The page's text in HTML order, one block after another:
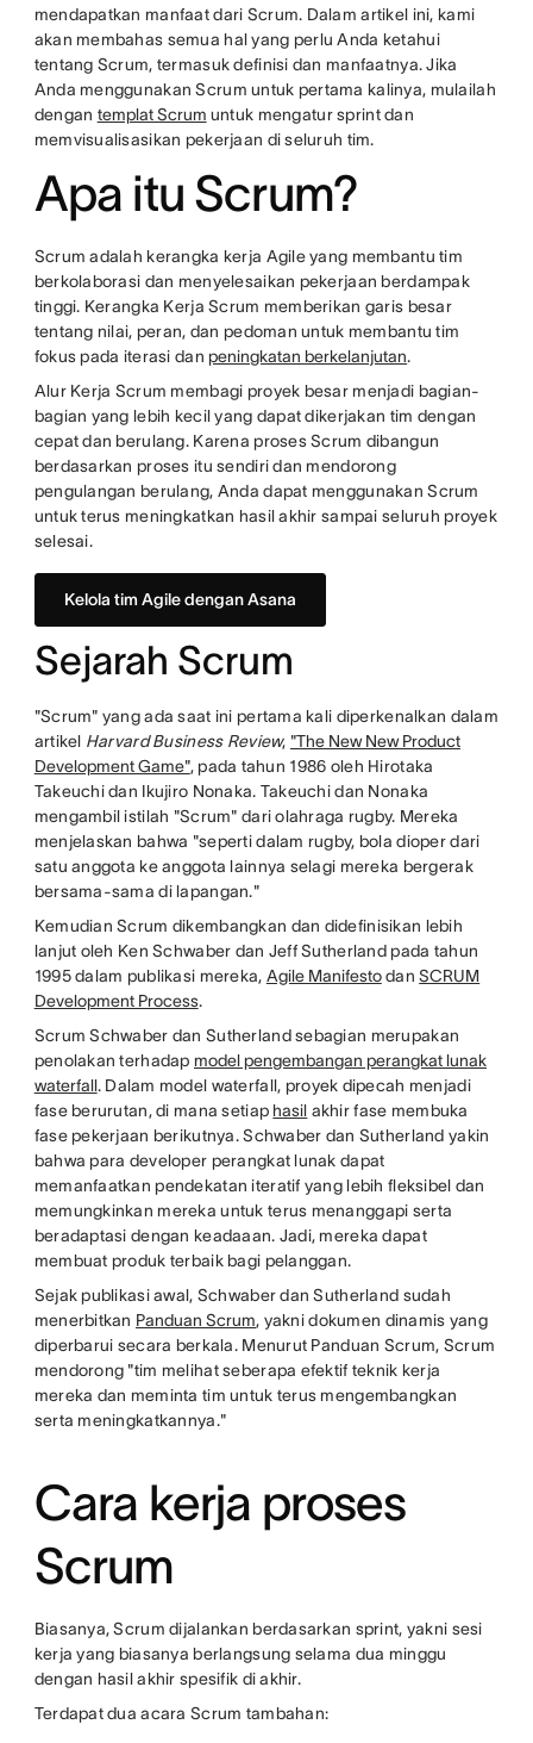
mendapatkan manfaat dari Scrum. Dalam artikel ini, kami
akan membahas semua hal yang perlu Anda ketahui
tentang Scrum, termasuk definisi dan manfaatnya. Jika
Anda menggunakan Scrum untuk pertama kalinya, mulailah
dengan templat Scrum untuk mengatur sprint dan
memvisualisasikan pekerjaan di seluruh tim.
Apa itu Scrum?
Scrum adalah kerangka kerja Agile yang membantu tim
berkolaborasi dan menyelesaikan pekerjaan berdampak
tinggi. Kerangka Kerja Scrum memberikan garis besar
tentang nilai, peran, dan pedoman untuk membantu tim
fokus pada iterasi dan peningkatan berkelanjutan.
Alur Kerja Scrum membagi proyek besar menjadi bagian-
bagian yang lebih kecil yang dapat dikerjakan tim dengan
cepat dan berulang. Karena proses Scrum dibangun
berdasarkan proses itu sendiri dan mendorong
pengulangan berulang, Anda dapat menggunakan Scrum
untuk terus meningkatkan hasil akhir sampai seluruh proyek
selesai.
Kelola tim Agile dengan Asana
Sejarah Scrum
"Scrum" yang ada saat ini pertama kali diperkenalkan dalam
artikel Harvard Business Review, "The New New Product
Development Game", pada tahun 1986 oleh Hirotaka
Takeuchi dan Ikujiro Nonaka. Takeuchi dan Nonaka
mengambil istilah "Scrum" dari olahraga rugby. Mereka
menjelaskan bahwa "seperti dalam rugby, bola dioper dari
satu anggota ke anggota lainnya selagi mereka bergerak
bersama-sama di lapangan."
Kemudian Scrum dikembangkan dan didefinisikan lebih
lanjut oleh Ken Schwaber dan Jeff Sutherland pada tahun
1995 dalam publikasi mereka, Agile ManifestodanSCRUM
Development Process.
Scrum Schwaber dan Sutherland sebagian merupakan
penolakan terhadap model pengembangan perangkat lunak
waterfall. Dalam model waterfall, proyek dipecah menjadi
fase berurutan, di mana setiap hasil akhir fase membuka
fase pekerjaan berikutnya. Schwaber dan Sutherland yakin
bahwa para developer perangkat lunak dapat
memanfaatkan pendekatan iteratif yang lebih fleksibel dan
memungkinkan mereka untuk terus menanggapi serta
beradaptasi dengan keadaaan. Jadi, mereka dapat
membuat produk terbaik bagi pelanggan.
Sejak publikasi awal, Schwaber dan Sutherland sudah
menerbitkan Panduan Scrum, yakni dokumen dinamis yang
diperbarui secara berkala. Menurut Panduan Scrum, Scrum
mendorong "tim melihat seberapa efektif teknik kerja
mereka dan meminta tim untuk terus mengembangkan
serta meningkatkannya."
Cara kerja proses
Scrum
Biasanya, Scrum dijalankan berdasarkan sprint, yakni sesi
kerja yang biasanya berlangsung selama dua minggu
dengan hasil akhir spesifik di akhir.
Terdapat dua acara Scrum tambahan: